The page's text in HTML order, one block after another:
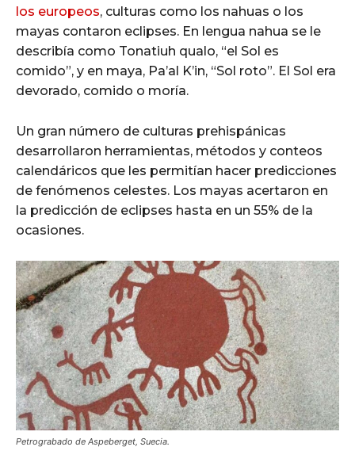
los europeos, culturas como los nahuas o los
mayas contaron eclipses. En lengua nahua se le
describía como Tonatiuh qualo, “el Sol es
comido”, y en maya, Pa’al K’in, “Sol roto”. El Sol era
devorado, comido o moría.
Un gran número de culturas prehispánicas
desarrollaron herramientas, métodos y conteos
calendáricos que les permitían hacer predicciones
de fenómenos celestes. Los mayas acertaron en
la predicción de eclipses hasta en un 55% de la
ocasiones.
Petrograbado de Aspeberget, Suecia.